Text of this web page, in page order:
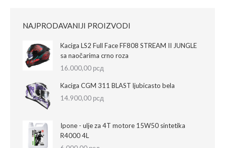
NAJPRODAVANIJI PROIZVODI
Kaciga LS2 Full Face FF808 STREAM II JUNGLE
sa naočarima crno roza
16.000,00 рсд
Kaciga CGM 311 BLAST ljubicasto bela
14.900,00 рсд
Ipone - ulje za 4T motore 15W50 sintetika
R4000 4L